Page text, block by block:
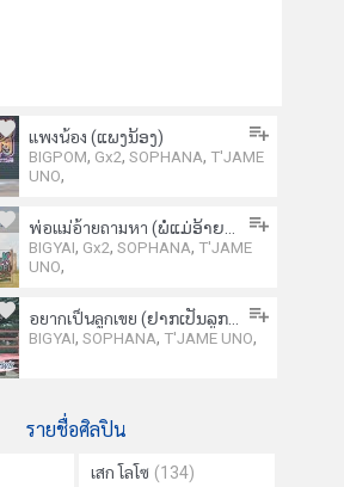
แพงน้อง (ແພງນ້ອງ)
BIGPOM, Gx2, SOPHANA, T'JAME
UNO,
BIGYAI, Gx2, SOPHANA, T'JAME
UNO,
BIGYAI, SOPHANA, T'JAME UNO,
รายชื่อศิลปิน
เสก โลโซ (134)